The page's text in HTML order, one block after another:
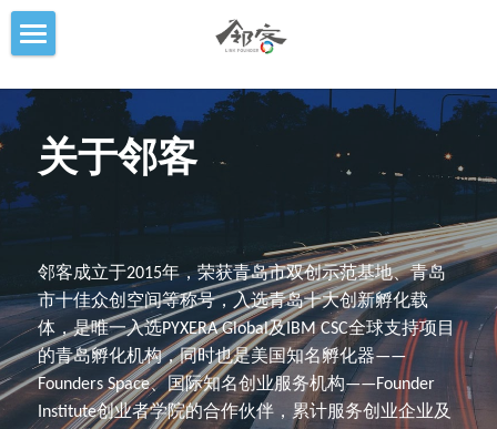
科技孵化
OPC社区
高端人才
关于邻客
关于邻客
邻客成立于2015年，荣获青岛市双创示范基地、青岛
市十佳众创空间等称号，入选青岛十大创新孵化载
体，是唯一入选PYXERA Global及IBM CSC全球支持项目
的青岛孵化机构，同时也是美国知名孵化器——
Founders Space、国际知名创业服务机构——Founder
Institute创业者学院的合作伙伴，累计服务创业企业及